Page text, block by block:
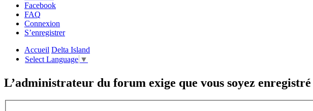
Facebook
FAQ
Connexion
S’enregistrer
Accueil Delta Island
Select Language ▼
L’administrateur du forum exige que vous soyez